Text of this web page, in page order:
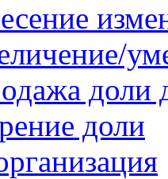
доли
доли